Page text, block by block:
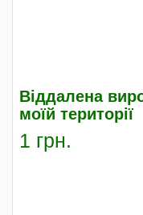
Віддалена
моїй території
1 грн.